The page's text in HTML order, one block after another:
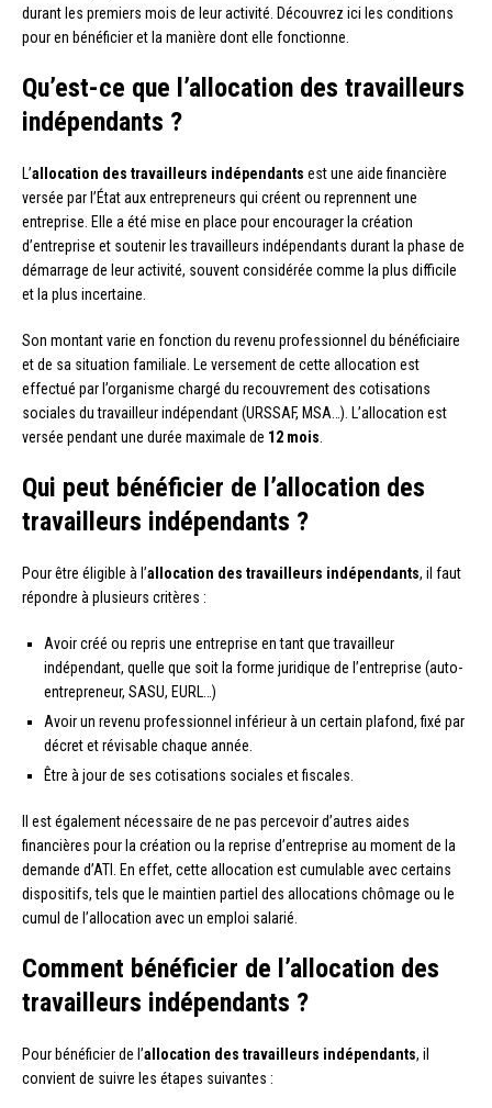
durant les premiers mois de leur activité. Découvrez ici les conditions
pour en bénéficier et la manière dont elle fonctionne.
Qu’est-ce que l’allocation des travailleurs
indépendants ?
L’allocation des travailleurs indépendants est une aide financière
versée par l’État aux entrepreneurs qui créent ou reprennent une
entreprise. Elle a été mise en place pour encourager la création
d’entreprise et soutenir les travailleurs indépendants durant la phase de
démarrage de leur activité, souvent considérée comme la plus difficile
et la plus incertaine.
Son montant varie en fonction du revenu professionnel du bénéficiaire
et de sa situation familiale. Le versement de cette allocation est
effectué par l’organisme chargé du recouvrement des cotisations
sociales du travailleur indépendant (URSSAF, MSA…). L’allocation est
versée pendant une durée maximale de 12 mois.
Qui peut bénéficier de l’allocation des
travailleurs indépendants ?
Pour être éligible à l’allocation des travailleurs indépendants, il faut
répondre à plusieurs critères :
Avoir créé ou repris une entreprise en tant que travailleur
indépendant, quelle que soit la forme juridique de l’entreprise (auto-
entrepreneur, SASU, EURL…)
Avoir un revenu professionnel inférieur à un certain plafond, fixé par
décret et révisable chaque année.
Être à jour de ses cotisations sociales et fiscales.
Il est également nécessaire de ne pas percevoir d’autres aides
financières pour la création ou la reprise d’entreprise au moment de la
demande d’ATI. En effet, cette allocation est cumulable avec certains
dispositifs, tels que le maintien partiel des allocations chômage ou le
cumul de l’allocation avec un emploi salarié.
Comment bénéficier de l’allocation des
travailleurs indépendants ?
Pour bénéficier de l’allocation des travailleurs indépendants, il
convient de suivre les étapes suivantes :